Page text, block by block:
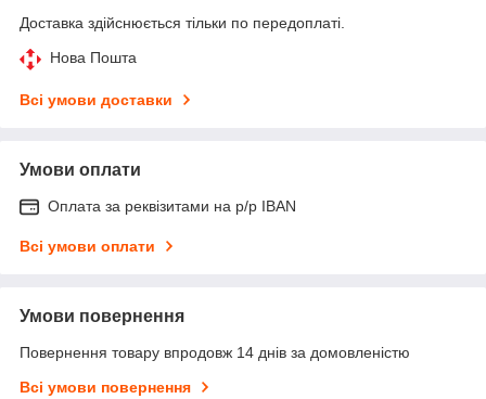
Доставка здійснюється тільки по передоплаті.
Нова Пошта
Всі умови доставки
Умови оплати
Оплата за реквізитами на р/р IBAN
Всі умови оплати
Умови повернення
Повернення товару впродовж 14 днів за домовленістю
Всі умови повернення